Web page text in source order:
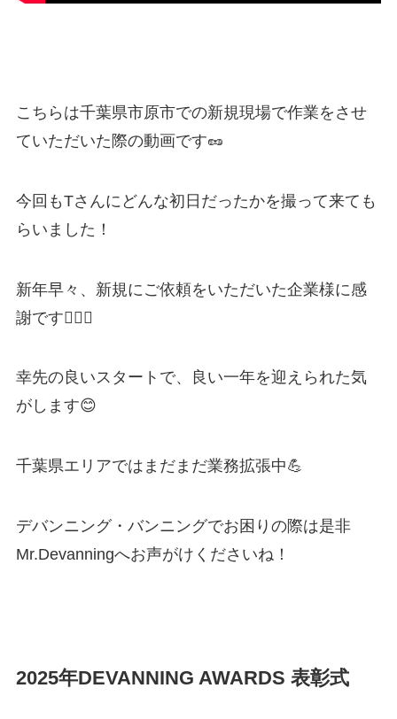
こちらは千葉県市原市での新規現場で作業をさせ
ていただいた際の動画です🥜
今回もTさんにどんな初日だったかを撮って来ても
らいました！
新年早々、新規にご依頼をいただいた企業様に感
謝です🙇‍♀️✨
幸先の良いスタートで、良い一年を迎えられた気
がします😊
千葉県エリアではまだまだ業務拡張中💪
デバンニング・バンニングでお困りの際は是非
Mr.Devanningへお声がけくださいね！
2025年DEVANNING AWARDS 表彰式